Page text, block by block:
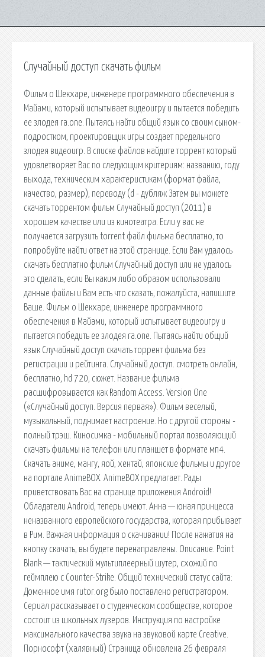
Случайный доступ скачать фильм
Фильм о Шекхаре, инженере программного обеспечения в
Майами, который испытывает видеоигру и пытается победить
ее злодея ra.one. Пытаясь найти общий язык со своим сыном-
подростком, проектировщик игры создает предельного
злодея видеоигр. В списке файлов найдите торрент который
удовлетворяет Вас по следующим критериям: названию, году
выхода, техническим характеристикам (формат файла,
качество, размер), переводу (d - дубляж Затем вы можете
скачать торрентом фильм Случайный доступ (2011) в
хорошем качестве или из кинотеатра. Если у вас не
получается загрузить torrent файл фильма бесплатно, то
попробуйте найти ответ на этой странице. Если Вам удалось
скачать бесплатно фильм Случайный доступ или не удалось
это сделать, если Вы каким либо образом использовали
данные файлы и Вам есть что сказать, пожалуйста, напишите
Ваше. Фильм о Шекхаре, инженере программного
обеспечения в Майами, который испытывает видеоигру и
пытается победить ее злодея ra.one. Пытаясь найти общий
язык Случайный доступ скачать торрент фильма без
регистрации и рейтинга. Случайный доступ. смотреть онлайн,
бесплатно, hd 720, сюжет. Название фильма
расшифровывается как Random Access. Version One
(«Случайный доступ. Версия первая»). Фильм веселый,
музыкальный, поднимает настроение. Но с другой стороны -
полный трэш. Киносимка - мобильный портал позволяющий
скачать фильмы на телефон или планшет в формате мп4.
Скачать аниме, мангу, яой, хентай, японские фильмы и другое
на портале AnimeBOX. AnimeBOX предлагает. Рады
приветствовать Вас на странице приложения Android!
Обладатели Android, теперь имеют. Анна — юная принцесса
неназванного европейского государства, которая прибывает
в Рим. Важная информация о скачивании! После нажатия на
кнопку скачать, вы будете перенаправлены. Описание. Point
Blank — тактический мультиплеерный шутер, схожий по
геймплею с Counter-Strike. Общий технический статус сайта:
Доменное имя rutor.org было поставлено регистратором.
Сериал рассказывает о студенческом сообществе, которое
состоит из школьных лузеров. Инструкция по настройке
максимального качества звука на звуковой карте Creative.
Порнософт (халявный) Страница обновлена 26 февраля